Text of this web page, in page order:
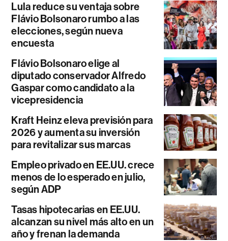
Lula reduce su ventaja sobre
Flávio Bolsonaro rumbo a las
elecciones, según nueva
encuesta
Flávio Bolsonaro elige al
diputado conservador Alfredo
Gaspar como candidato a la
vicepresidencia
Kraft Heinz eleva previsión para
2026 y aumenta su inversión
para revitalizar sus marcas
Empleo privado en EE.UU. crece
menos de lo esperado en julio,
según ADP
Tasas hipotecarias en EE.UU.
alcanzan su nivel más alto en un
año y frenan la demanda